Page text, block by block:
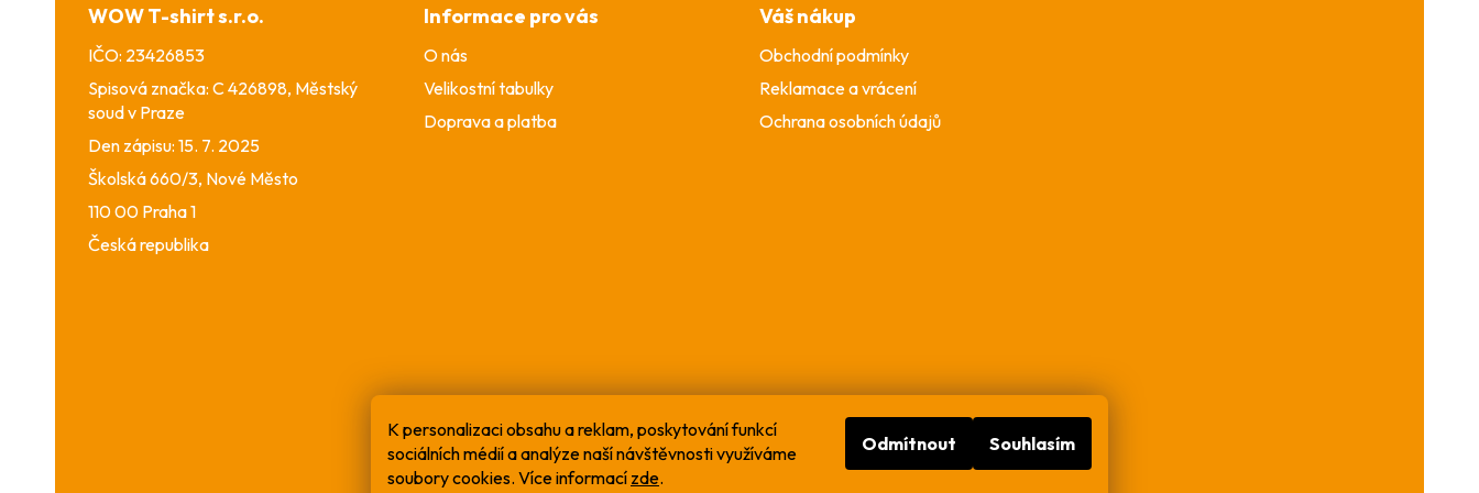
K personalizaci obsahu a reklam, poskytování funkcí
sociálních médií a analýze naší návštěvnosti využíváme
soubory cookies. Více informací zde.
Odmítnout Souhlasím
WOW T-shirt s.r.o.
IČO: 23426853
Spisová značka: C 426898, Městský
soud v Praze
Den zápisu: 15. 7. 2025
Školská 660/3, Nové Město
110 00 Praha 1
Česká republika
Informace pro vás
O nás
Velikostní tabulky
Doprava a platba
Váš nákup
Obchodní podmínky
Reklamace a vrácení
Ochrana osobních údajů